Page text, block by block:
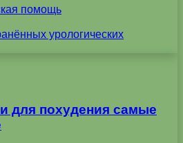
для похудения самые